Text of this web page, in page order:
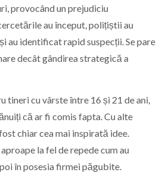
provocând un prejudiciu
au început, polițiștii au
au identificat rapid suspecții. Se pare
decât gândirea strategică a
tineri cu vârste între 16 și 21 de ani,
că ar fi comis fapta. Cu alte
chiar cea mai inspirată idee.
la fel de repede cum au
în posesia firmei păgubite.